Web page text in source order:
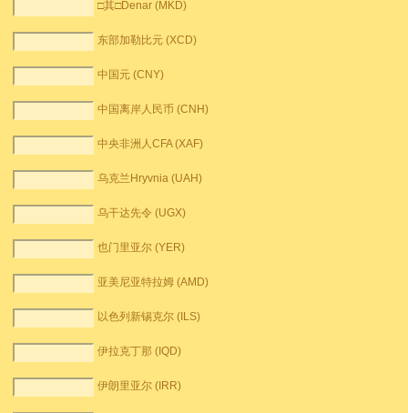
□其□Denar (MKD)
东部加勒比元 (XCD)
中国元 (CNY)
中国离岸人民币 (CNH)
中央非洲人CFA (XAF)
乌克兰Hryvnia (UAH)
乌干达先令 (UGX)
也门里亚尔 (YER)
亚美尼亚特拉姆 (AMD)
以色列新锡克尔 (ILS)
伊拉克丁那 (IQD)
伊朗里亚尔 (IRR)